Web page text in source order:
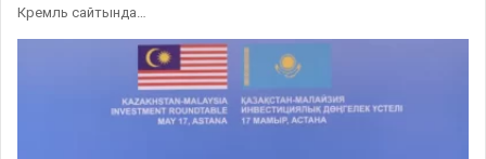
Кремль сайтында…